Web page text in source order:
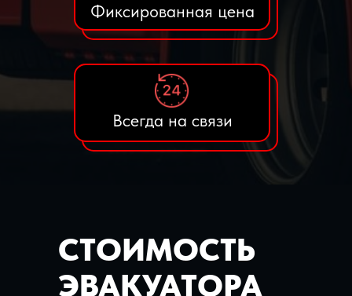
Фиксированная цена
Всегда на связи
СТОИМОСТЬ
ЭВАКУАТОРА